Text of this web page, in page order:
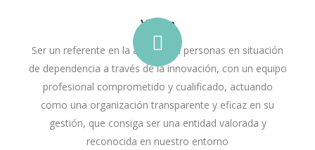
Visión
Ser un referente en la atención a personas en situación
de dependencia a través de la innovación, con un equipo
profesional comprometido y cualificado, actuando
como una organización transparente y eficaz en su
gestión, que consiga ser una entidad valorada y
reconocida en nuestro entorno